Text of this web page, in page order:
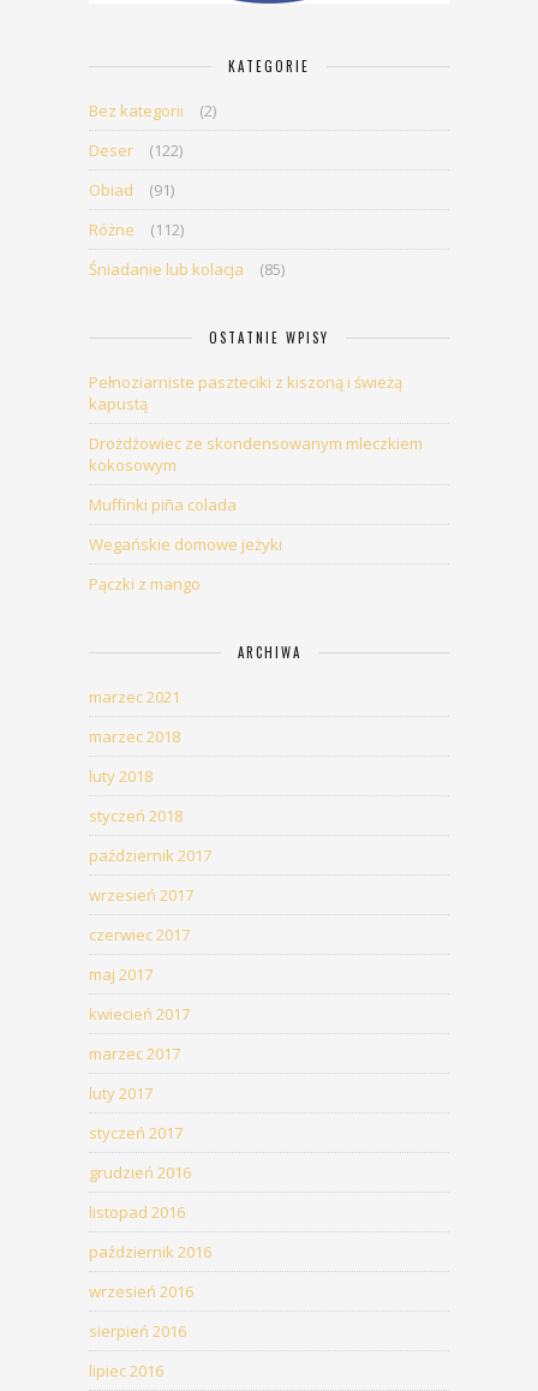
KATEGORIE
Bez kategorii
(2)
Deser
(122)
Obiad
(91)
Różne
(112)
Śniadanie lub kolacja
(85)
OSTATNIE WPISY
Pełnoziarniste paszteciki z kiszoną i świeżą
kapustą
Drożdżowiec ze skondensowanym mleczkiem
kokosowym
Muffinki piña colada
Wegańskie domowe jeżyki
Pączki z mango
ARCHIWA
marzec 2021
marzec 2018
luty 2018
styczeń 2018
październik 2017
wrzesień 2017
czerwiec 2017
maj 2017
kwiecień 2017
marzec 2017
luty 2017
styczeń 2017
grudzień 2016
listopad 2016
październik 2016
wrzesień 2016
sierpień 2016
lipiec 2016